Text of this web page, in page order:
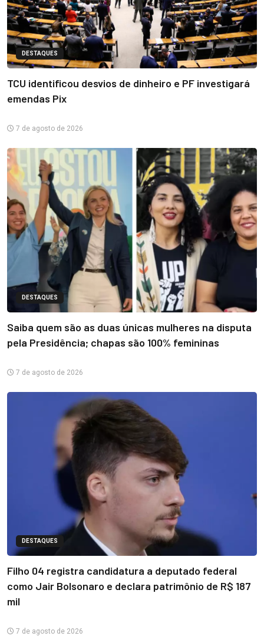
DESTAQUES
TCU identificou desvios de dinheiro e PF investigará
emendas Pix
7 de agosto de 2026
DESTAQUES
Saiba quem são as duas únicas mulheres na disputa
pela Presidência; chapas são 100% femininas
7 de agosto de 2026
DESTAQUES
Filho 04 registra candidatura a deputado federal
como Jair Bolsonaro e declara patrimônio de R$ 187
mil
7 de agosto de 2026